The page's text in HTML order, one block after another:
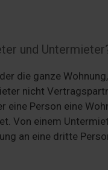
und
die ganze
nicht
Person eine
Von einem
an eine dritte